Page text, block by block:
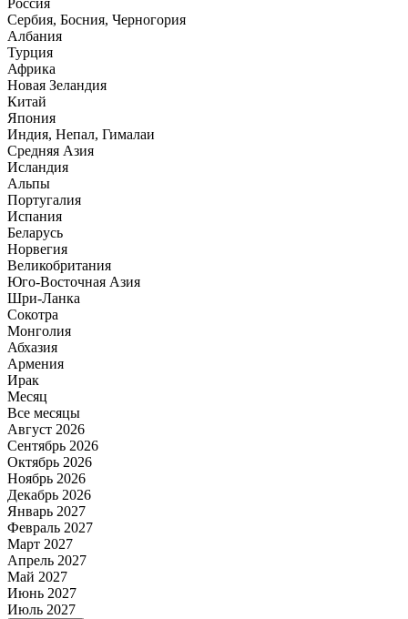
Россия
Сербия, Босния, Черногория
Албания
Турция
Африка
Новая Зеландия
Китай
Япония
Индия, Непал, Гималаи
Средняя Азия
Исландия
Альпы
Португалия
Испания
Беларусь
Норвегия
Великобритания
Юго-Восточная Азия
Шри-Ланка
Сокотра
Монголия
Абхазия
Армения
Ирак
Месяц
Все месяцы
Август 2026
Сентябрь 2026
Октябрь 2026
Ноябрь 2026
Декабрь 2026
Январь 2027
Февраль 2027
Март 2027
Апрель 2027
Май 2027
Июнь 2027
Июль 2027